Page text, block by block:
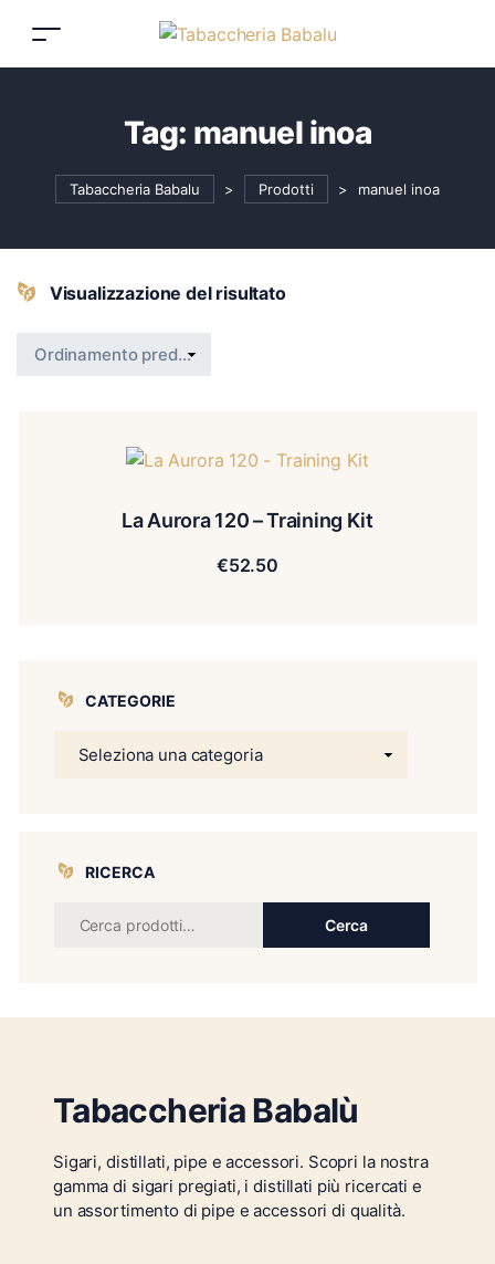
Tag: manuel inoa
Tabaccheria Babalu > Prodotti > manuel inoa
Visualizzazione del risultato
La Aurora 120 – Training Kit
€52.50
CATEGORIE
RICERCA
Cerca
Tabaccheria Babalù
Sigari, distillati, pipe e accessori. Scopri la nostra
gamma di sigari pregiati, i distillati più ricercati e
un assortimento di pipe e accessori di qualità.